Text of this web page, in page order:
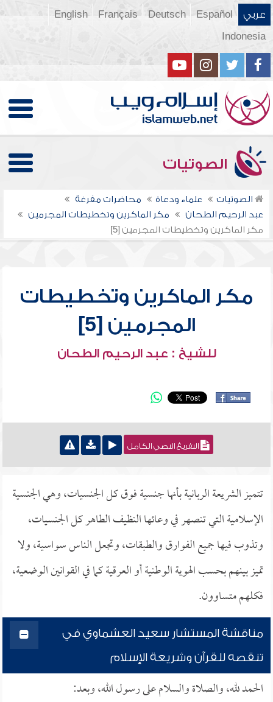
عربي Español
Deutsch
Français
English
Indonesia
الصوتيات
الصوتيات علماء ودعاة
محاضرات مفرغة
عبد الرحيم الطحان
مكر الماكرين وتخطيطات المجرمين
مكر الماكرين وتخطيطات المجرمين [5]
مكر الماكرين وتخطيطات
المجرمين [5]
للشيخ : عبد الرحيم الطحان
التفريغ النصي الكامل
تتميز الشريعة الربانية بأنها جنسية فوق كل الجنسيات، وهي الجنسية
الإسلامية التي تنصهر في وعائها النظيف الطاهر كل الجنسيات،
وتذوب فيها جميع الفوارق والطبقات، وتجعل الناس سواسية، ولا
تميز بينهم بحسب الهوية الوطنية أو العرقية كما في القوانين الوضعية،
فكلهم متساوون.
مناقشة المستشار سعيد العشماوي في
تنقصه للقرآن وشريعة الإسلام
الحمد لله، والصلاة والسلام على رسول الله، وبعد: